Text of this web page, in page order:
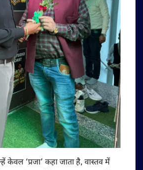
‘प्रजा’ कहा जाता है, वास्तव में